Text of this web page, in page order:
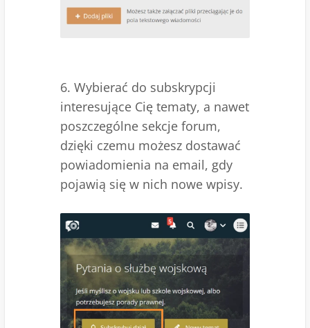
6. Wybierać do subskrypcji
interesujące Cię tematy, a nawet
poszczególne sekcje forum,
dzięki czemu możesz dostawać
powiadomienia na email, gdy
pojawią się w nich nowe wpisy.